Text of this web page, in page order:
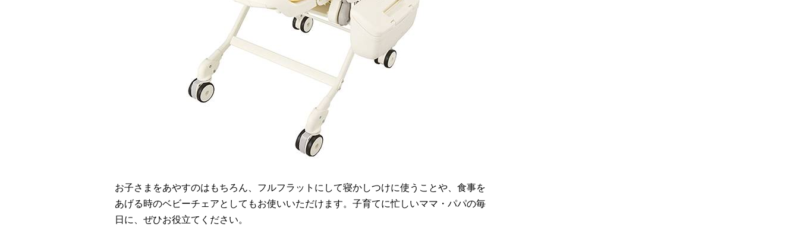
お子さまをあやすのはもちろん、フルフラットにして寝かしつけに使うことや、食事を
あげる時のベビーチェアとしてもお使いいただけます。子育てに忙しいママ・パパの毎
日に、ぜひお役立てください。